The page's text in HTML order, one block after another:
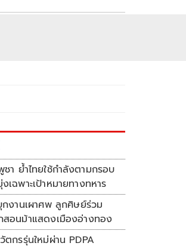
า ย้ำไทยใช้กำลังตามกรอบ
เฉพาะเป้าหมายทางทหาร
งานเผาศพ ลูกศิษย์ร่วม
สอนม้าแสดงเมืองอ่างทอง
กรรุ่นใหม่ผ่าน PDPA